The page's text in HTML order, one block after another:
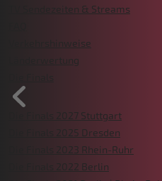
TV Sendezeiten & Streams
Verkehrshinweise
Länderwertung
Die Finals 2027 Stuttgart
Die Finals 2025 Dresden
Die Finals 2023 Rhein-Ruhr
Die Finals 2022 Berlin